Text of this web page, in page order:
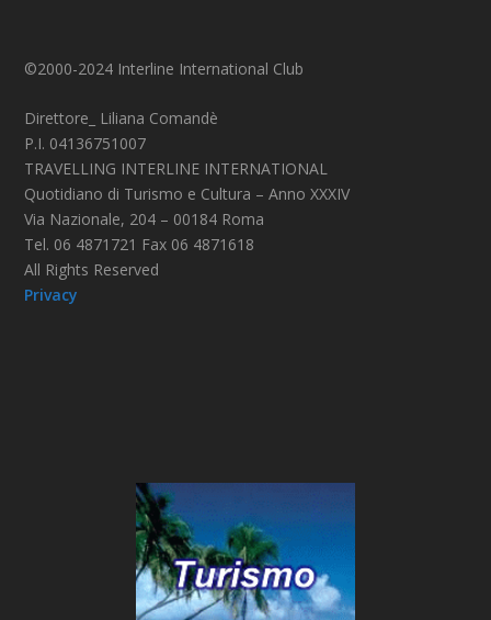
©2000-2024 Interline International Club
Direttore_ Liliana Comandè
P.I. 04136751007
TRAVELLING INTERLINE INTERNATIONAL
Quotidiano di Turismo e Cultura – Anno XXXIV
Via Nazionale, 204 – 00184 Roma
Tel. 06 4871721 Fax 06 4871618
All Rights Reserved
Privacy